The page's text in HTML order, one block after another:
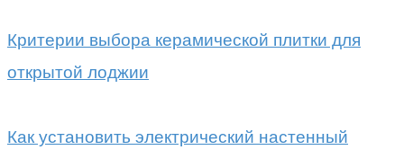
Критерии выбора керамической плитки для
открытой лоджии
Как установить электрический настенный